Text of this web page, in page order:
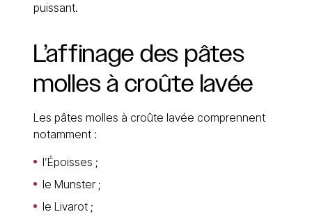
puissant.
L’affinage des pâtes
mollesà croûte lavée
Les pâtes molles à croûte lavée comprennent
notamment :
l’Époisses ;
le Munster ;
le Livarot ;